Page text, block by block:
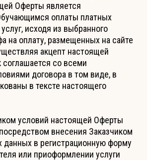
Оферты является
оплаты платных
исходя из выбранного
на оплату, размещенных на сайте
акцепт настоящей
со всеми
договора в том виде, в
в тексте настоящего
условий настоящей Оферты
внесения Заказчиком
данных в регистрационную форму
или приоформлении услуги